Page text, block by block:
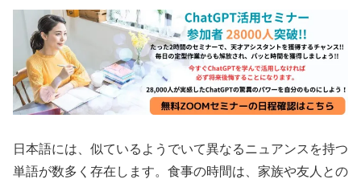
日本語には、似ているようでいて異なるニュアンスを持つ
単語が数多く存在します。食事の時間は、家族や友人との